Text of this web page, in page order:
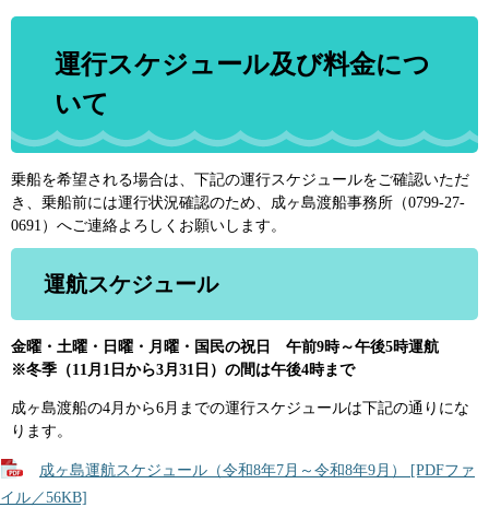
運行スケジュール及び料金につ
いて
乗船を希望される場合は、下記の運行スケジュールをご確認いただ
き、乗船前には運行状況確認のため、成ヶ島渡船事務所（0799-27-
0691）へご連絡よろしくお願いします。
運航スケジュール
金曜・土曜・日曜・月曜・国民の祝日 午前9時～午後5時運航
※冬季（11月1日から3月31日）の間は午後4時まで
成ヶ島渡船の4月から6月までの運行スケジュールは下記の通りにな
ります。
成ヶ島運航スケジュール（令和8年7月～令和8年9月） [PDFファ
イル／56KB]